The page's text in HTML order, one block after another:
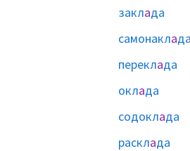
заклада
самонаклада
переклада
оклада
содоклада
расклада